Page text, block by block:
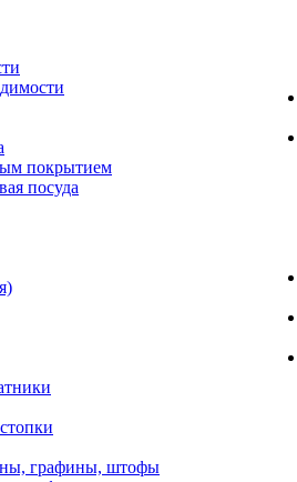
покрытием
посуда
графины, штофы